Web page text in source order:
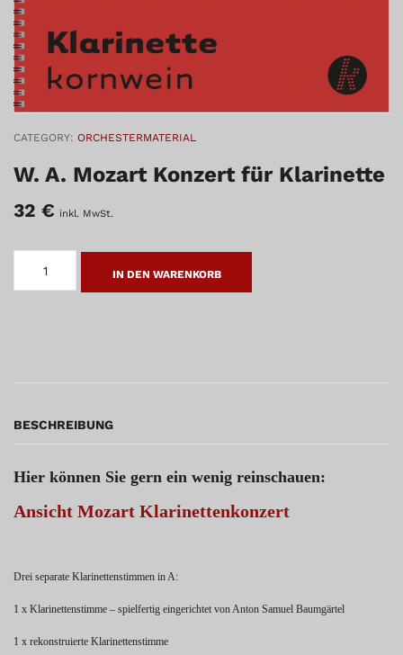
CATEGORY: ORCHESTERMATERIAL
W. A. Mozart Konzert für Klarinette
32 € inkl. MwSt.
KONZERT
IN DEN WARENKORB
BESCHREIBUNG
Hier können Sie gern ein wenig reinschauen:
Ansicht Mozart Klarinettenkonzert
Drei separate Klarinettenstimmen in A:
1 x Klarinettenstimme – spielfertig eingerichtet von Anton Samuel Baumgärtel
1 x rekonstruierte Klarinettenstimme